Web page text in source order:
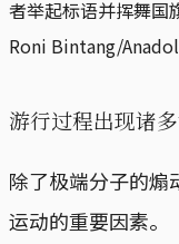
者举起标语并挥舞国
Roni Bintang/
游行过程出现诸
除了极端分子的煽
运动的重要因素。